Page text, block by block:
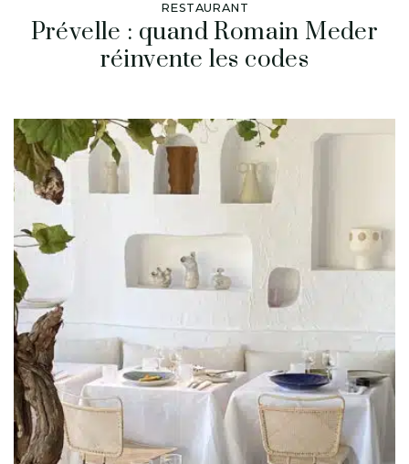
RESTAURANT
Prévelle : quand Romain Meder
réinvente les codes